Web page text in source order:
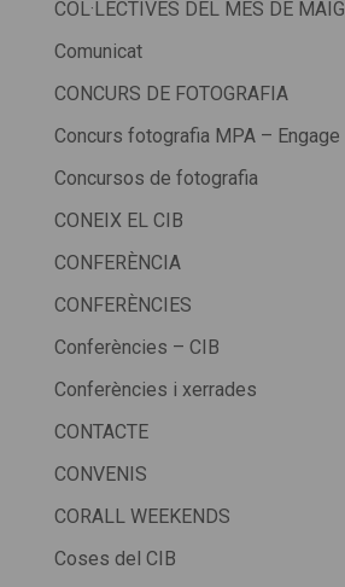
COL·LECTIVES DEL MES DE MAIG
Comunicat
CONCURS DE FOTOGRAFIA
Concurs fotografia MPA – Engage
Concursos de fotografia
CONEIX EL CIB
CONFERÈNCIA
CONFERÈNCIES
Conferències – CIB
Conferències i xerrades
CONTACTE
CONVENIS
CORALL WEEKENDS
Coses del CIB